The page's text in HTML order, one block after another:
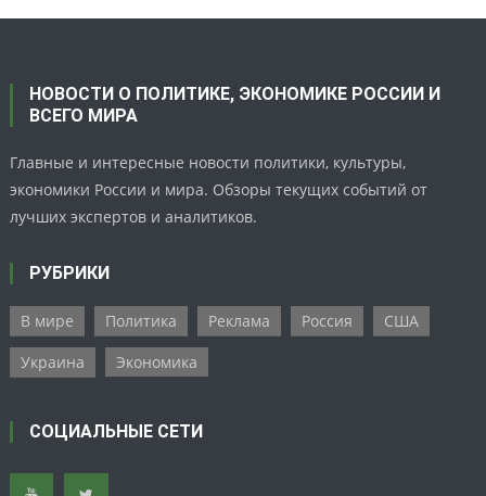
НОВОСТИ О ПОЛИТИКЕ, ЭКОНОМИКЕ РОССИИ И
ВСЕГО МИРА
Главные и интересные новости политики, культуры,
экономики России и мира. Обзоры текущих событий от
лучших экспертов и аналитиков.
РУБРИКИ
В мире Политика Реклама Россия
США
Украина
Экономика
СОЦИАЛЬНЫЕ СЕТИ